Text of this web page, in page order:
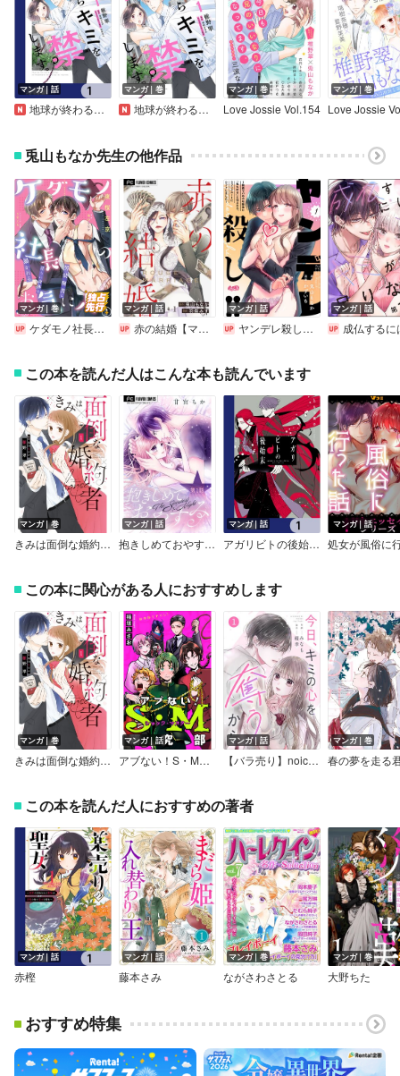
マンガ｜話
地球が終わるらしいので、いまからキミを監禁します。【分冊版】
マンガ｜巻
地球が終わるらしいので、いまからキミを監禁します。
マンガ｜巻
Love Jossie Vol.154
マンガ｜巻
Love Jossie
兎山もなか先生の他作品
マンガ｜巻
ケダモノ社長のお気に入り 男装秘書は淫らに身体を暴かれる
マンガ｜話
赤の結婚【マイクロ】
マンガ｜話
ヤンデレ殺し！！ ～執着ヤバめの幼馴染に「私も好き」と伝えたら、ラブコメルートにシフトしました～
マンガ｜話
成仏するにはキミが足りない（分
この本を読んだ人はこんな本も読んでいます
マンガ｜巻
きみは面倒な婚約者【特典付き】
マンガ｜話
抱きしめておやすみ【マイクロ】
マンガ｜話
アガリビトの後始末【分冊版】
マンガ｜話
この本に関心がある人におすすめします
マンガ｜巻
きみは面倒な婚約者【特典付き】
マンガ｜話
アブない！S・M研究部［1話売り］
マンガ｜話
【バラ売り】noicomi今日、キミの心を奪うから
マンガ｜巻
春の夢を走る
この本を読んだ人におすすめの著者
マンガ｜話
赤樫
マンガ｜話
藤本さみ
マンガ｜巻
ながさわさとる
マンガ｜巻
大野ちた
おすすめ特集